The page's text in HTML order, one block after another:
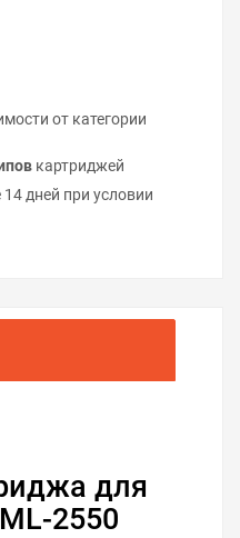
от категории
картриджей
14 дней при условии
для
2550